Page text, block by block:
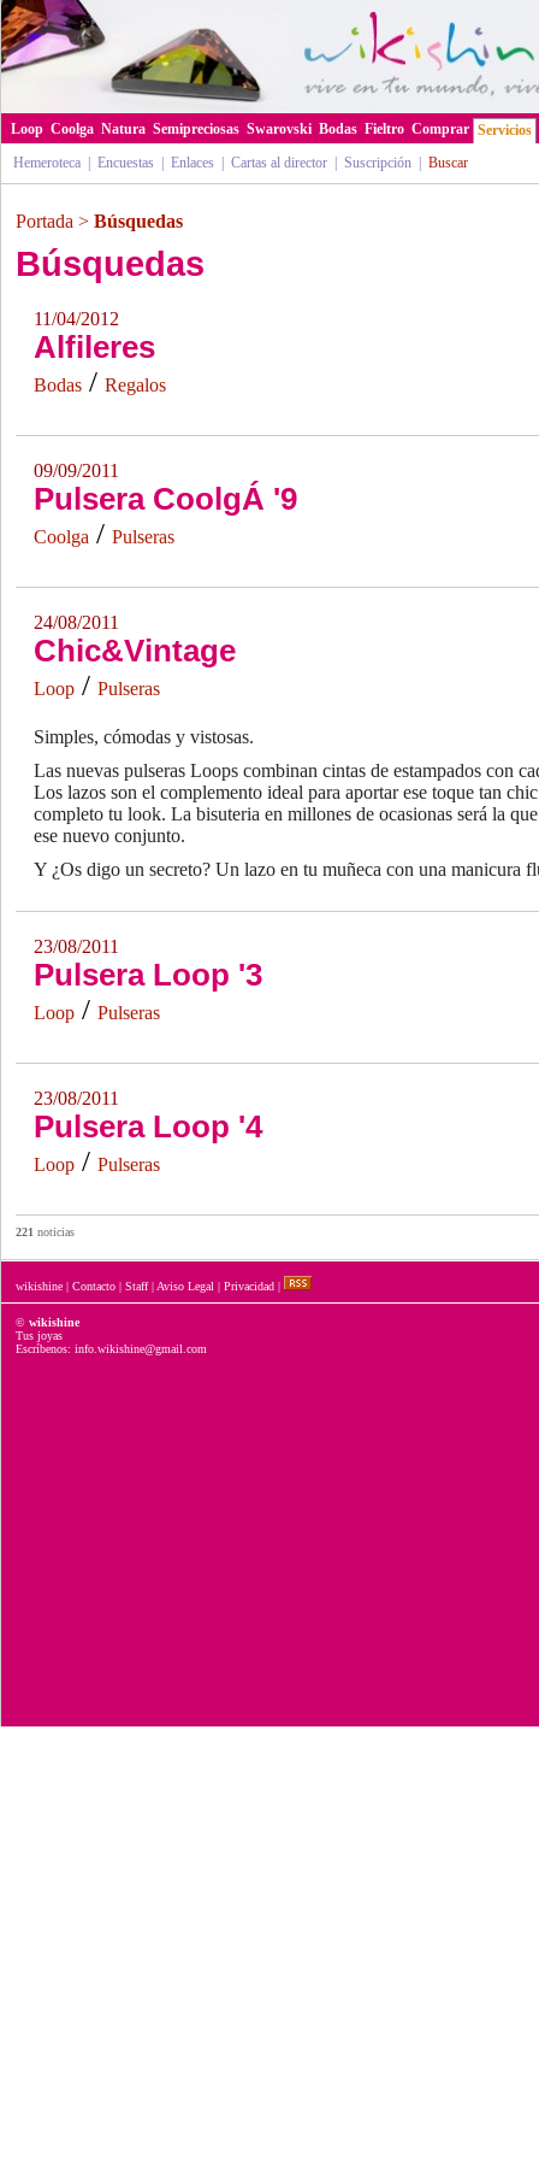
Loop Coolga Natura Semipreciosas Swarovski Bodas Fieltro Comprar Servicios
Hemeroteca
Encuestas Enlaces Cartas al director Suscripción Buscar
Portada > Búsquedas
Búsquedas
11/04/2012
Alfileres
Bodas / Regalos
09/09/2011
Pulsera CoolgÁ '9
Coolga / Pulseras
24/08/2011
Chic&Vintage
Loop / Pulseras
Simples, cómodas y vistosas.
Las nuevas pulseras Loops combinan cintas de estampados con
Los lazos son el complemento ideal para aportar ese toque tan
completo tu look. La bisuteria en millones de ocasionas será la
ese nuevo conjunto.
Y ¿Os digo un secreto? Un lazo en tu muñeca con una manicura
23/08/2011
Pulsera Loop '3
Loop / Pulseras
23/08/2011
Pulsera Loop '4
Loop / Pulseras
221 noticias
wikishine | Contacto | Staff| Aviso Legal | Privacidad |
© wikishine
Tus joyas
Escríbenos: info.wikishine@gmail.com